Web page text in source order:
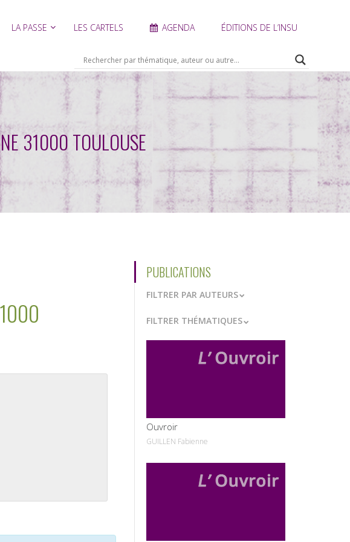
LA PASSE LES CARTELS AGENDA ÉDITIONS DE L’INSU
31000 TOULOUSE
PUBLICATIONS
FILTRER PAR AUTEURS
FILTRER THÉMATIQUES
Ouvroir
GUILLEN Fabienne